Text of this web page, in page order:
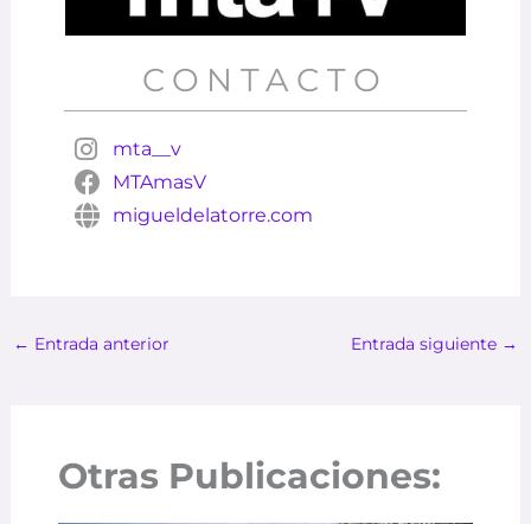
CONTACTO
mta__v
MTAmasV
migueldelatorre.com
← Entrada anterior Entrada siguiente →
Otras Publicaciones: